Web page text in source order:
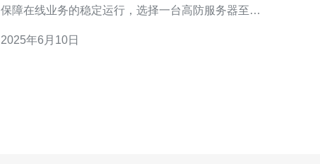
保障在线业务的稳定运行，选择一台高防服务器至关
设施和完善的法律体系，是搭建高防服务器的理想之
2025年6月10日